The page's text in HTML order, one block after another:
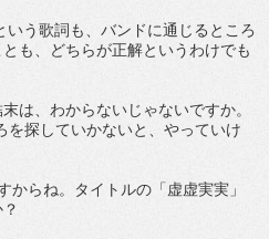
いう歌詞も、バンドに通じるところ
も、どちらが正解というわけでも
は、わからないじゃないですか。
を探していかないと、やっていけ
からね。タイトルの「虚虚実実」